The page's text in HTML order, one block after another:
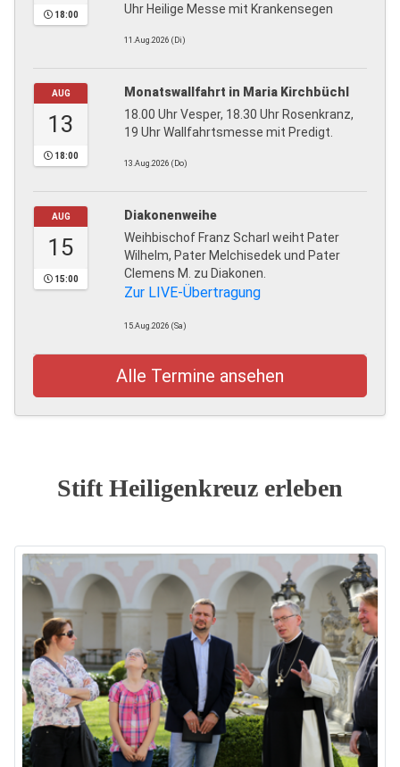
18:00
Uhr Heilige Messe mit Krankensegen
11.Aug.2026 (Di)
AUG
13
18:00
Monatswallfahrt in Maria Kirchbüchl
18.00 Uhr Vesper, 18.30 Uhr Rosenkranz,
19 Uhr Wallfahrtsmesse mit Predigt.
13.Aug.2026 (Do)
AUG
15
15:00
Diakonenweihe
Weihbischof Franz Scharl weiht Pater
Wilhelm, Pater Melchisedek und Pater
Clemens M. zu Diakonen.
Zur LIVE-Übertragung
15.Aug.2026 (Sa)
Alle Termine ansehen
Stift Heiligenkreuz erleben